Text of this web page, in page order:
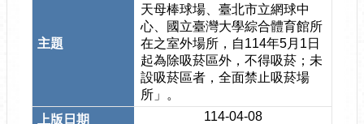
天母棒球場、臺北市立網球中
心、國立臺灣大學綜合體育館所
在之室外場所，自114年5月1日
起為除吸菸區外，不得吸菸；未
設吸菸區者，全面禁止吸菸場
所」。
114-04-08